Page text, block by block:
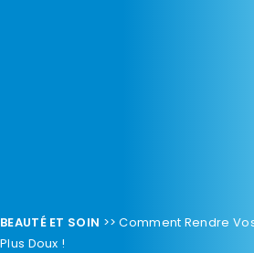
BEAUTÉ ET SOIN >>Comment Rendre
Plus Doux !